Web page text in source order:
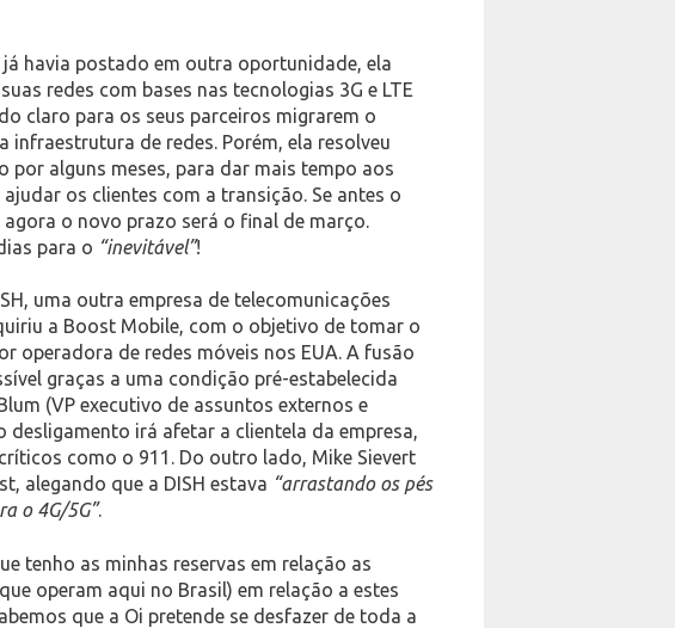
havia postado em outra oportunidade, ela
redes com bases nas tecnologias 3G e LTE
claro para os seus parceiros migrarem o
infraestrutura de redes. Porém, ela resolveu
por alguns meses, para dar mais tempo aos
os clientes com a transição. Se antes o
o novo prazo será o final de março.
para o “inevitável”!
uma outra empresa de telecomunicações
a Boost Mobile, com o objetivo de tomar o
operadora de redes móveis nos EUA. A fusão
graças a uma condição pré-estabelecida
(VP executivo de assuntos externos e
desligamento irá afetar a clientela da empresa,
como o 911. Do outro lado, Mike Sievert
alegando que a DISH estava “arrastando os pés
o 4G/5G”.
tenho as minhas reservas em relação as
operam aqui no Brasil) em relação a estes
que a Oi pretende se desfazer de toda a